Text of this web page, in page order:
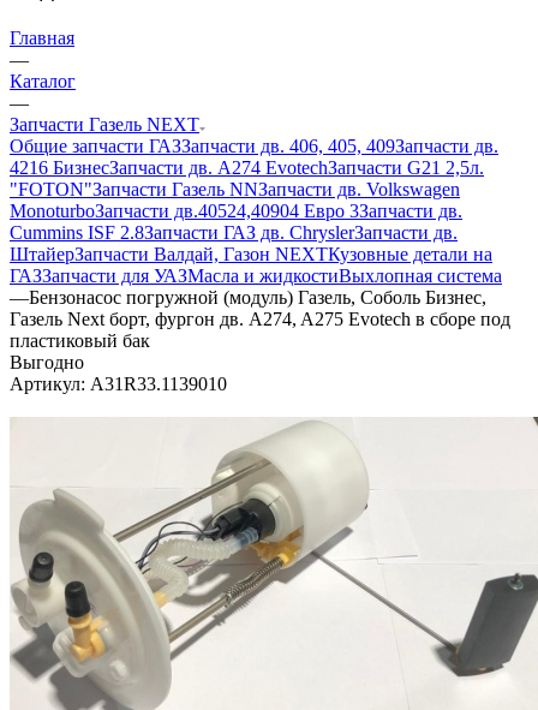
Главная
—
Каталог
—
Запчасти Газель NEXT
Общие запчасти ГАЗЗапчасти дв. 406, 405, 409Запчасти дв.
4216 БизнесЗапчасти дв. A274 EvotechЗапчасти G21 2,5л.
"FOTON"Запчасти Газель NNЗапчасти дв. Volkswagen
MonoturboЗапчасти дв.40524,40904 Евро 3Запчасти дв.
Cummins ISF 2.8Запчасти ГАЗ дв. ChryslerЗапчасти дв.
ШтайерЗапчасти Валдай, Газон NEXTКузовные детали на
ГАЗЗапчасти для УАЗМасла и жидкостиВыхлопная система
—Бензонасос погружной (модуль) Газель, Соболь Бизнес,
Газель Next борт, фургон дв. A274, A275 Evotech в сборе под
пластиковый бак
Выгодно
Артикул: А31R33.1139010